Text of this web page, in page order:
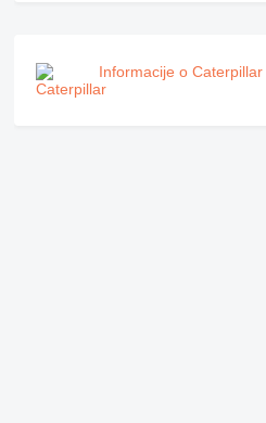
Informacije o Caterpillar